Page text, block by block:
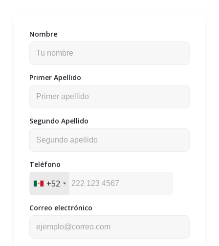
Nombre
Primer Apellido
Segundo Apellido
Teléfono
+52
Correo electrónico